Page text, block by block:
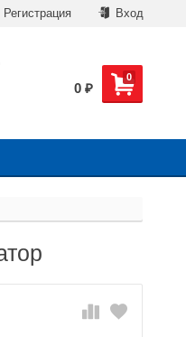
Регистрация Вход
0
0 ₽